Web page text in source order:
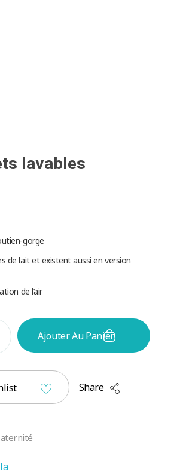
lavables
gorge
de lait et existent aussi en version
de l’air
Ajouter Au Panier
Share